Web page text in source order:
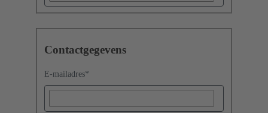
Contactgegevens
E-mailadres*